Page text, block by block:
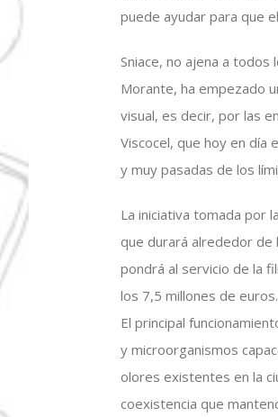
puede ayudar para que
Sniace, no ajena a todos
Morante, ha empezado
visual, es decir, por las
Viscocel, que hoy en día
y muy pasadas de los
La iniciativa tomada por
que durará alrededor de
pondrá al servicio de la
los 7,5 millones de
El principal
y microorganismos
olores existentes en la
coexistencia que